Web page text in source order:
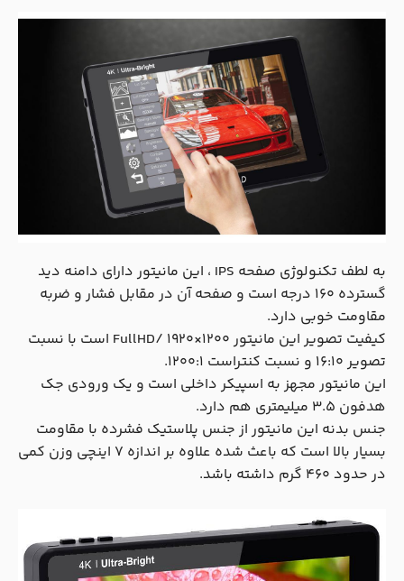
به لطف تکنولوژی صفحه IPS ، این مانیتور دارای دامنه دید
گسترده 160 درجه است و صفحه آن در مقابل فشار و ضربه
مقاومت خوبی دارد.
کیفیت تصویر این مانیتور FullHD/ 1920×1200 است با نسبت
تصویر 16:10 و نسبت کنتراست 1200:1.
این مانیتور مجهز به اسپیکر داخلی است و یک ورودی جک
هدفون 3.5 میلیمتری هم دارد.
جنس بدنه این مانیتور از جنس پلاستیک فشرده با مقاومت
بسیار بالا است که باعث شده علاوه بر اندازه 7 اینچی وزن کمی
در حدود 460 گرم داشته باشد.